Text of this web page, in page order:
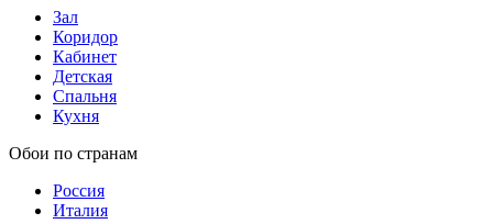
Зал
Коридор
Кабинет
Детская
Спальня
Кухня
Обои по странам
Россия
Италия